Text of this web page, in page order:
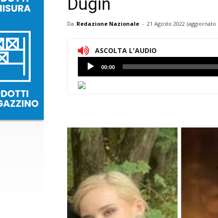
Dugin
Da Redazione Nazionale - 21 Agosto 2022 (aggiornato
ASCOLTA L'AUDIO
Lettore
Audio
00:00